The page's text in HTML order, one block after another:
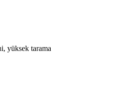
yüksek tarama